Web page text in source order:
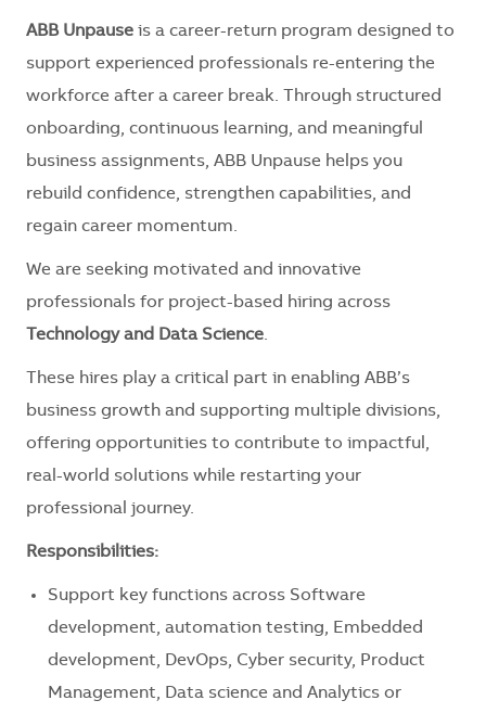
ABB Unpause is a career-return program designed to
support experienced professionals re-entering the
workforce after a career break. Through structured
onboarding, continuous learning, and meaningful
business assignments, ABB Unpause helps you
rebuild confidence, strengthen capabilities, and
regain career momentum.
We are seeking motivated and innovative
professionals for project-based hiring across
Technology and Data Science.
These hires play a critical part in enabling ABB’s
business growth and supporting multiple divisions,
offering opportunities to contribute to impactful,
real-world solutions while restarting your
professional journey.
Responsibilities:
Support key functions across Software
development, automation testing, Embedded
development, DevOps, Cyber security, Product
Management, Data science and Analytics or